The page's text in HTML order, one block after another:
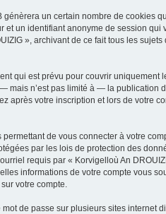
un certain nombre de cookies
et un identifiant anonyme de session qui
», archivant de ce fait tous les sujets
qui est prévu pour couvrir uniquement
mais n’est pas limité à — la publication
après votre inscription et lors de votre
de vous connecter à votre
par les lois de protection des
requis par « Korvigelloù An
informations de votre compte vous
votre compte.
de passe sur plusieurs sites internet